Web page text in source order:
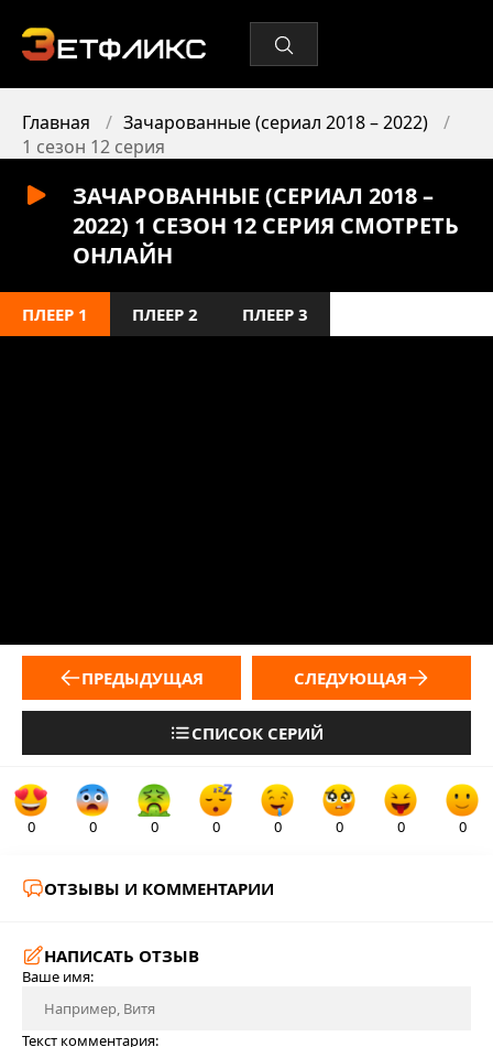
Главная
Зачарованные (сериал 2018 – 2022)
1 сезон 12 серия
ЗАЧАРОВАННЫЕ (СЕРИАЛ 2018 –
2022) 1 СЕЗОН 12 СЕРИЯ СМОТРЕТЬ
ОНЛАЙН
ПЛЕЕР 1 ПЛЕЕР 2 ПЛЕЕР 3
ПРЕДЫДУЩАЯ
СПИСОК СЕРИЙ
СЛЕДУЮЩАЯ
0 0 0 0 0 0 0 0
ОТЗЫВЫ И КОММЕНТАРИИ
НАПИСАТЬ ОТЗЫВ
Ваше имя:
Текст комментария: